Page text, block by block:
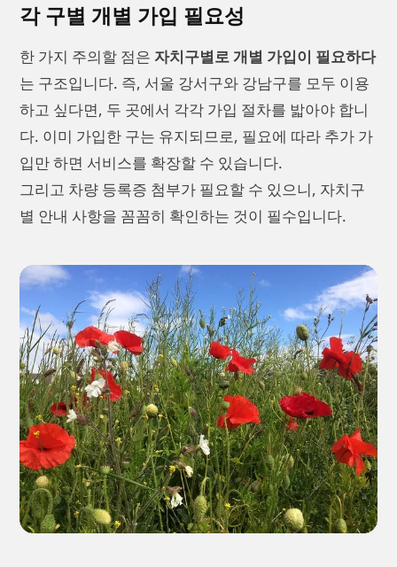
각 구별 개별 가입 필요성
한 가지 주의할 점은 자치구별로 개별 가입이 필요하다
는 구조입니다. 즉, 서울 강서구와 강남구를 모두 이용
하고 싶다면, 두 곳에서 각각 가입 절차를 밟아야 합니
다. 이미 가입한 구는 유지되므로, 필요에 따라 추가 가
입만 하면 서비스를 확장할 수 있습니다.
그리고 차량 등록증 첨부가 필요할 수 있으니, 자치구
별 안내 사항을 꼼꼼히 확인하는 것이 필수입니다.